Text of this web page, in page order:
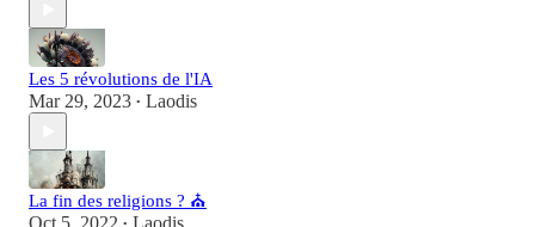
Les 5 révolutions de l'IA
Mar 29, 2023 • Laodis
La fin des religions ? ⛪